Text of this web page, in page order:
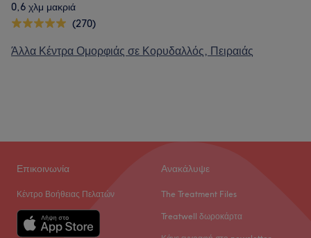
0,6 χλμ μακριά
(270)
Άλλα Κέντρα Ομορφιάς σε Κορυδαλλός, Πειραιάς
Επικοινωνία
Κέντρο Βοήθειας Πελατών
Ανακάλυψε
The Treatment Files
Treatwell δωροκάρτα